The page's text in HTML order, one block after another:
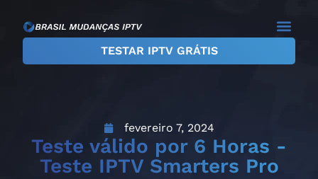
TESTAR IPTV GRÁTIS
fevereiro 7, 2024
Teste válido por 6 Horas -
Teste IPTV Smarters Pro